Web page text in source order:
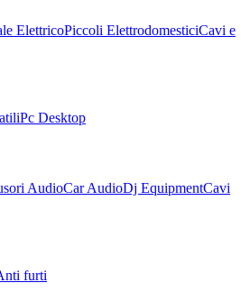
ElettricoPiccoli ElettrodomesticiCavi e
Pc Desktop
AudioCar AudioDj EquipmentCavi
furti